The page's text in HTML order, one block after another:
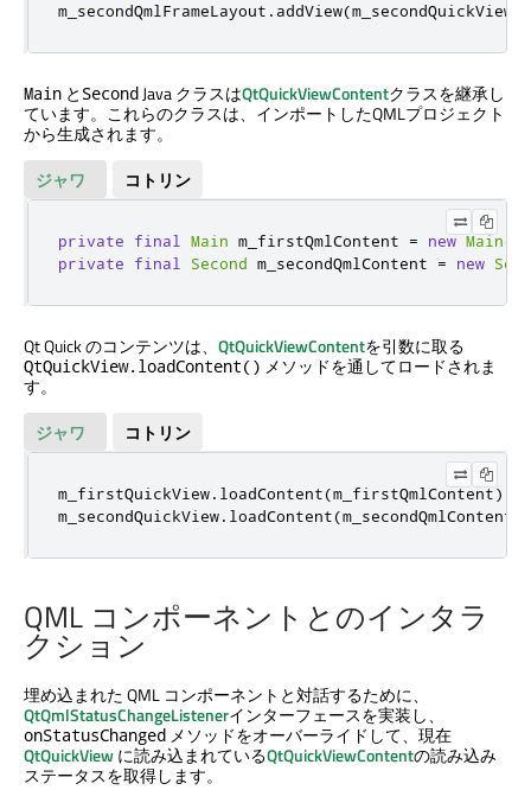
m_secondQmlFrameLayout . addView(m_secondQuickView
Main と SecondJava クラスはQtQuickViewContentクラスを継承し
ています。これらのクラスは、インポートしたQMLプロジェクト
から生成されます。
ジャワ
コトリン
private final Main m_firstQmlContent = new Main();
private
final Second m_secondQmlContent = new
Qt Quickのコンテンツは、 QtQuickViewContentを引数に取る
QtQuickView.loadContent() メソッドを通してロードされま
す。
ジャワ
コトリン
m_firstQuickView. loadContent(m_firstQmlContent);
m_secondQuickView. loadContent(m_secondQmlContent
QML コンポーネントとのインタラ
クション
埋め込まれた QML コンポーネントと対話するために、
QtQmlStatusChangeListenerインターフェースを実装し、
onStatusChanged メソッドをオーバーライドして、現在
QtQuickViewに読み込まれているQtQuickViewContentの読み込み
ステータスを取得します。